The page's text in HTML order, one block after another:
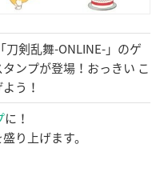
剣乱舞-ONLINE-」のゲ
ンプが登場！おっきい こ
う！
に！
り上げます。